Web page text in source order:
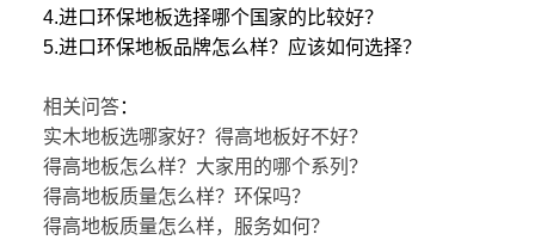
4.进口环保地板选择哪个国家的比较好？
5.进口环保地板品牌怎么样？应该如何选择？
相关问答：
实木地板选哪家好？得高地板好不好？
得高地板怎么样？大家用的哪个系列？
得高地板质量怎么样？环保吗？
得高地板质量怎么样，服务如何？